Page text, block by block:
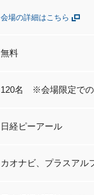
会場の詳細はこちら
無料
120名 ※会場限定での
日経ピーアール
カオナビ、プラスアル